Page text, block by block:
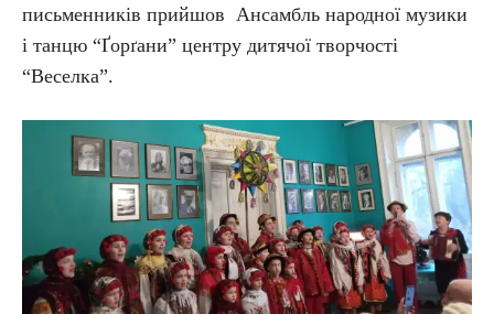
письменників прийшов Ансамбль народної музики
і танцю “Ґорґани” центру дитячої творчості
“Веселка”.